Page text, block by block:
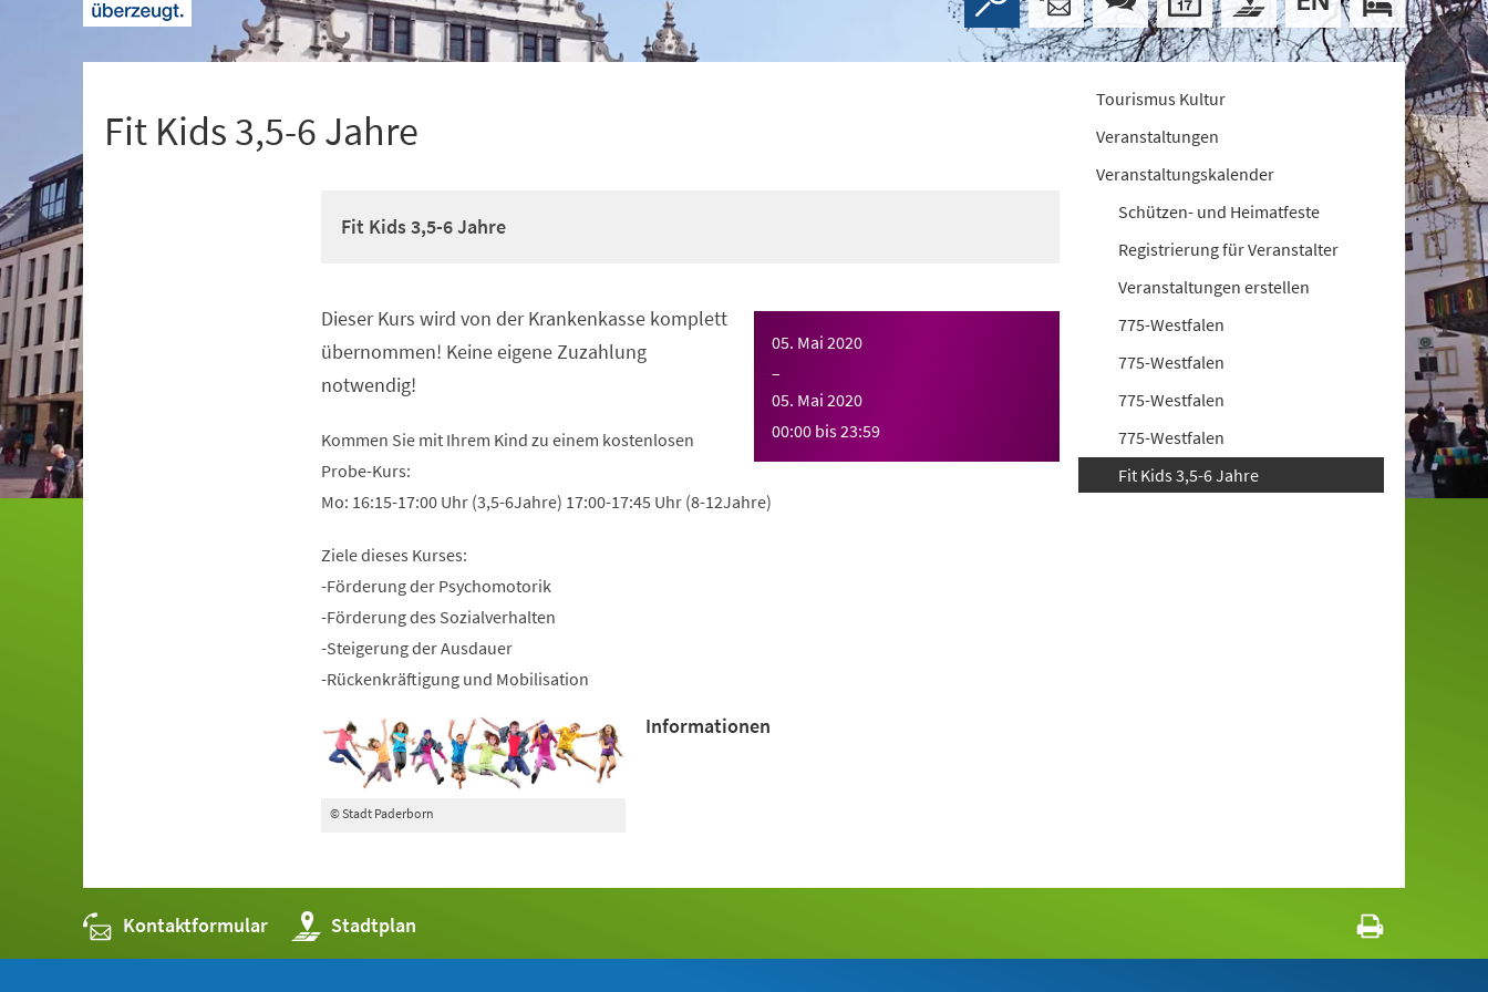
Fit Kids 3,5-6 Jahre
Fit Kids 3,5-6 Jahre
05. Mai 2020
–
05. Mai 2020
00:00 bis23:59
Dieser Kurs wird von der Krankenkasse komplett
übernommen! Keine eigene Zuzahlung
notwendig!
Kommen Sie mit Ihrem Kind zu einem kostenlosen
Probe-Kurs:
Mo: 16:15-17:00 Uhr (3,5-6Jahre) 17:00-17:45 Uhr (8-12Jahre)
Ziele dieses Kurses:
-Förderung der Psychomotorik
-Förderung des Sozialverhalten
-Steigerung der Ausdauer
-Rückenkräftigung und Mobilisation
© Stadt Paderborn
Informationen
Tourismus Kultur
Veranstaltungen
Veranstaltungskalender
Schützen- und Heimatfeste
Registrierung für Veranstalter
Veranstaltungen erstellen
775-Westfalen
775-Westfalen
775-Westfalen
775-Westfalen
Fit Kids 3,5-6 Jahre
Kontaktformular Stadtplan
(Öffnet
in
einem